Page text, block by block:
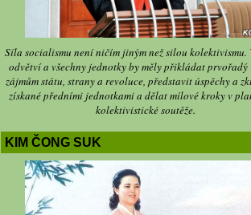
Síla socialismu není ničím jiným než silou kolektivismu.
odvětví a všechny jednotky by měly přikládat prvořadý
zájmům státu, strany a revoluce, představit úspěchy a
získané předními jednotkami a dělat mílové kroky v
kolektivistické soutěže.
KIM ČONG SUK